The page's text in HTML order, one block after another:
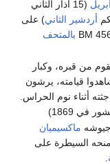
(15 آذار الثاني
أردشير الثاني) على
بالمتحف
من قبره، وكبار
قيامته، يرشون
أثناء نوم الحراس.
في 1869)
ماكسيميان
السيطرة على